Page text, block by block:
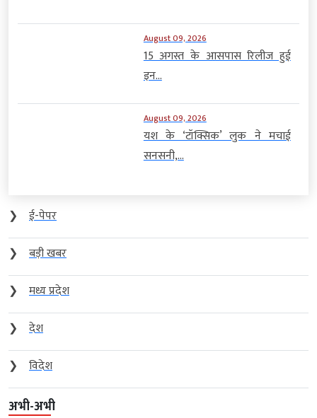
August 09, 2026
15 अगस्त के आसपास रिलीज हुई
इन...
August 09, 2026
यश के ‘टॉक्सिक’ लुक ने मचाई
सनसनी,...
❯
ई-पेपर
❯
बड़ी खबर
❯
मध्य प्रदेश
❯
देश
❯
विदेश
अभी-अभी